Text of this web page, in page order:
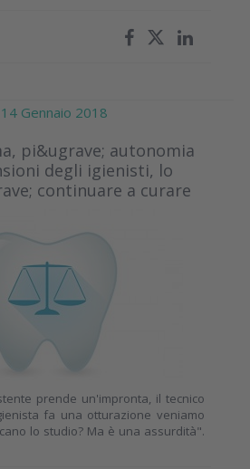
Gennaio 2018
pi&ugrave; autonomia
degli igienisti, lo
continuare a curare
prende un'impronta, il tecnico
fa una otturazione veniamo
lo studio? Ma è una assurdità".